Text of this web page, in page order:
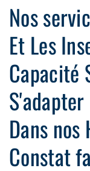
Nos
Et Les
Capacité
Dans
Constat